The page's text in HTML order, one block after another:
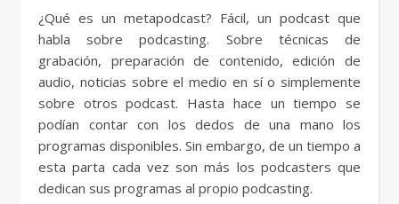
¿Qué es un metapodcast? Fácil, un podcast que
habla sobre podcasting. Sobre técnicas de
grabación, preparación de contenido, edición de
audio, noticias sobre el medio en sí o simplemente
sobre otros podcast. Hasta hace un tiempo se
podían contar con los dedos de una mano los
programas disponibles. Sin embargo, de un tiempo a
esta parta cada vez son más los podcasters que
dedican sus programas al propio podcasting.